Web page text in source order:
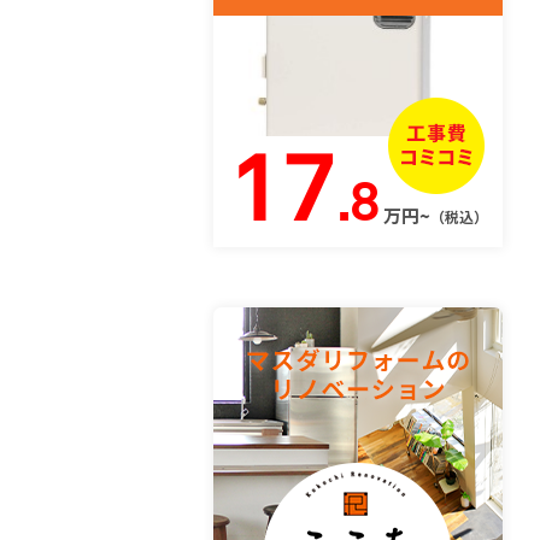
17.8 万円~ （税込）